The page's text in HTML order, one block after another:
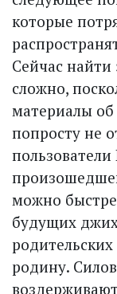
которые
Сейчас найти
сложно,
материалы об
попросту не
пользователи
можно
будущих
родину.